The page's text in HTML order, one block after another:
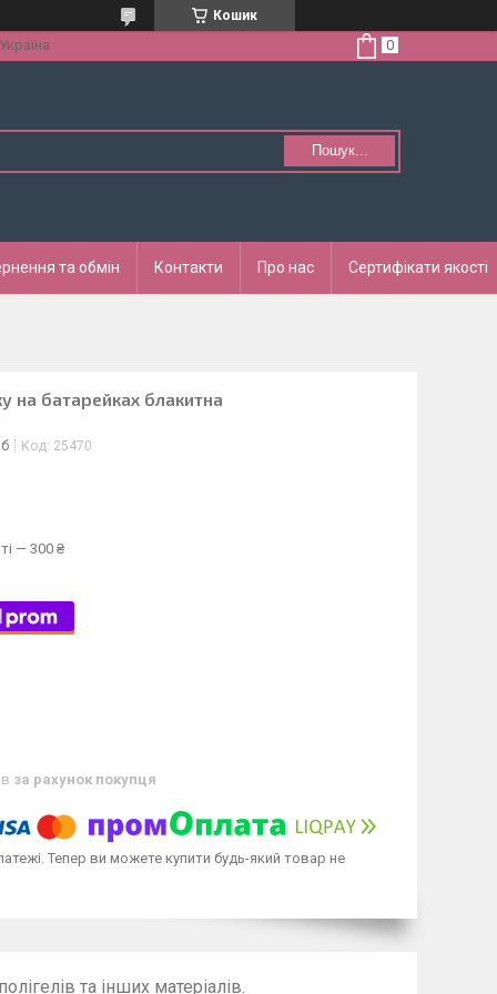
Кошик
Пошук...
та обмін Контакти Про нас Сертифікати якості
на батарейках блакитна
Код: 25470
— 300 ₴
за рахунок покупця
Тепер ви можете купити будь-який товар не
та інших матеріалів.